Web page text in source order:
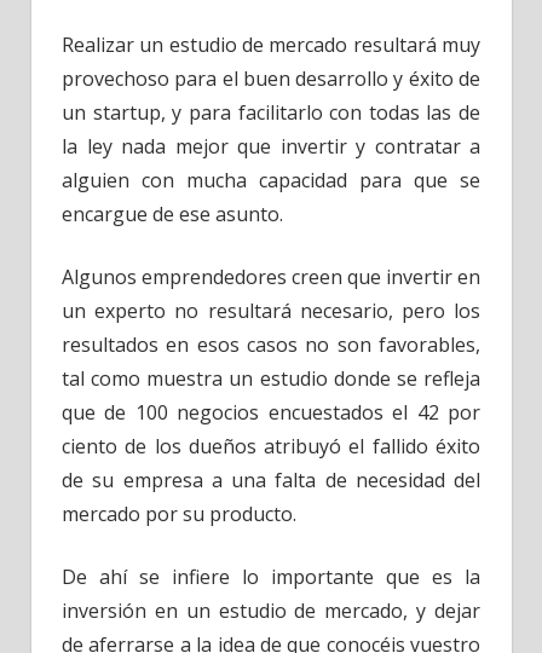
Realizar un estudio de mercado resultará muy
provechoso para el buen desarrollo y éxito de
un startup, y para facilitarlo con todas las de
la ley nada mejor que invertir y contratar a
alguien con mucha capacidad para que se
encargue de ese asunto.
Algunos emprendedores creen que invertir en
un experto no resultará necesario, pero los
resultados en esos casos no son favorables,
tal como muestra un estudio donde se refleja
que de 100 negocios encuestados el 42 por
ciento de los dueños atribuyó el fallido éxito
de su empresa a una falta de necesidad del
mercado por su producto.
De ahí se infiere lo importante que es la
inversión en un estudio de mercado, y dejar
de aferrarse a la idea de que conocéis vuestro